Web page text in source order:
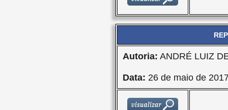
Autoria: ANDRÉ LUIZ
Data: 26 de maio de